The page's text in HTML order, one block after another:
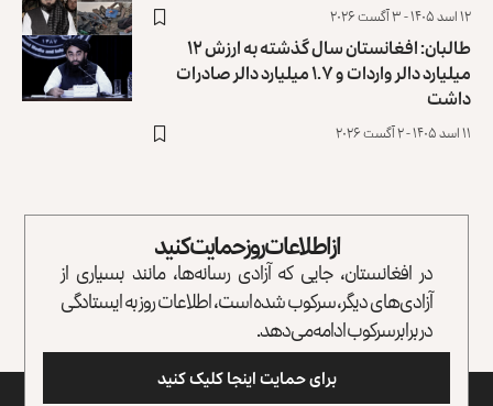
۱۲ اسد ۱۴۰۵ - ۳ آگست ۲۰۲۶
طالبان: افغانستان سال گذشته به ارزش ۱۲
میلیارد دالر واردات و ۱.۷ میلیارد دالر صادرات
داشت
۱۱ اسد ۱۴۰۵ - ۲ آگست ۲۰۲۶
از اطلاعات روز حمایت کنید
در افغانستان، جایی که آزادی رسانه‌ها، مانند بسیاری از
آزادی‌های دیگر، سرکوب شده است، اطلاعات روز به ایستادگی
در برابر سرکوب ادامه می‌دهد.
برای حمایت اینجا کلیک کنید